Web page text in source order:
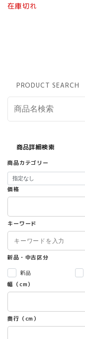
在庫切れ
PRODUCT SEARCH
商品詳細検索
商品カテゴリー
価格
キーワード
新品・中古区分
新品
幅（cm）
奥行（cm）